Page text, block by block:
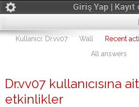
Giriş Yap | Kayıt
Kullanıcı: Dr.vv07 Wall Recent
All answers
Dr.vv07 kullanıcısına
etkinlikler